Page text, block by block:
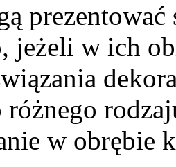
prezentować
jeżeli w ich
różnego
w obrębie